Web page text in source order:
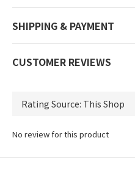
SHIPPING & PAYMENT
CUSTOMER REVIEWS
No review for this product